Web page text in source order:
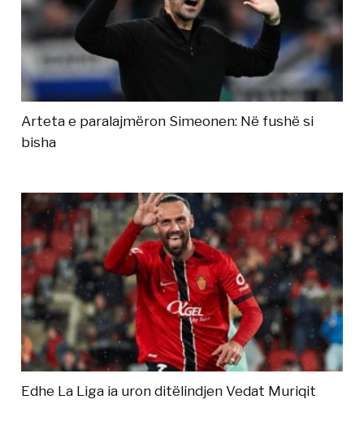
Arteta e paralajmëron Simeonen: Në fushë si
bisha
Edhe La Liga ia uron ditëlindjen Vedat Muriqit